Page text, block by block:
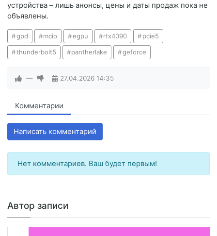
устройства – лишь анонсы, цены и даты продаж пока не
объявлены.
gpd mcio egpu rtx4090 pcie5
thunderbolt5 pantherlake geforce
— 27.04.2026 14:35
Комментарии
Написать комментарий
Нет комментариев. Ваш будет первым!
Автор записи